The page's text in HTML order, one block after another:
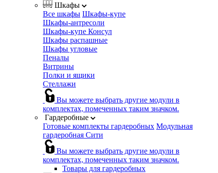
Шкафы
Все шкафы Шкафы-купе
Шкафы-антресоли
Шкафы-купе Консул
Шкафы распашные
Шкафы угловые
Пеналы
Витрины
Полки и ящики
Стеллажи
Вы можете выбрать другие модули в
комплектах, помеченных таким значком.
Гардеробные
Готовые комплекты гардеробных Модульная
гардеробная Сити
Вы можете выбрать другие модули в
комплектах, помеченных таким значком.
Товары для гардеробных